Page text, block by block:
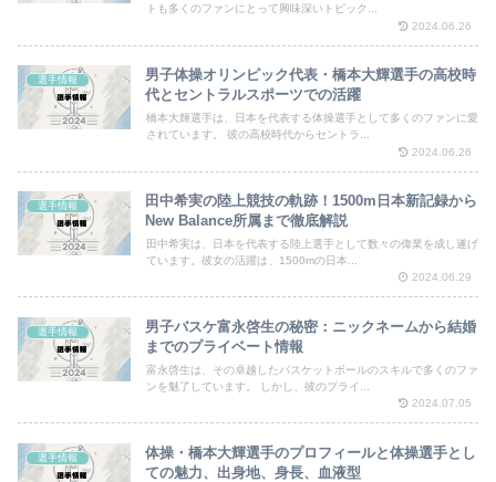
トも多くのファンにとって興味深いトピック...
2024.06.26
選手情報
男子体操オリンピック代表・橋本大輝選手の高校時
代とセントラルスポーツでの活躍
橋本大輝選手は、日本を代表する体操選手として多くのファンに愛
されています。 彼の高校時代からセントラ...
2024.06.26
選手情報
田中希実の陸上競技の軌跡！1500m日本新記録から
New Balance所属まで徹底解説
田中希実は、日本を代表する陸上選手として数々の偉業を成し遂げ
ています。彼女の活躍は、1500mの日本...
2024.06.29
選手情報
男子バスケ富永啓生の秘密：ニックネームから結婚
までのプライベート情報
富永啓生は、その卓越したバスケットボールのスキルで多くのファ
ンを魅了しています。 しかし、彼のプライ...
2024.07.05
選手情報
体操・橋本大輝選手のプロフィールと体操選手とし
ての魅力、出身地、身長、血液型